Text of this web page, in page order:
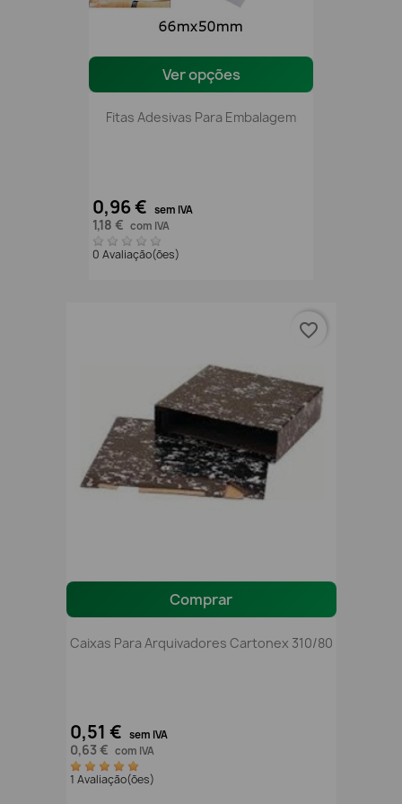
Ver opções
Fitas Adesivas Para Embalagem
0,96 € sem IVA
1,18 € com IVA
0 Avaliação(ões)
Comprar
Caixas Para Arquivadores Cartonex 310/80
0,51 € sem IVA
0,63 € com IVA
1 Avaliação(ões)
favorite_border